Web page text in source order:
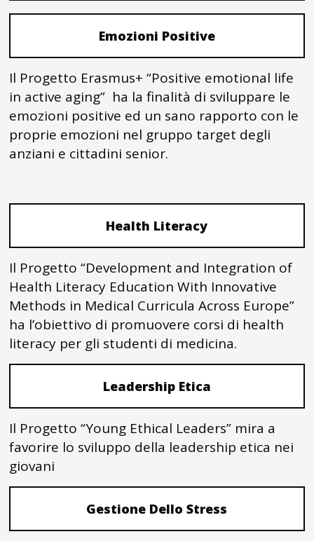
Emozioni Positive
Il Progetto Erasmus+ “Positive emotional life
in active aging” ha la finalità di sviluppare le
emozioni positive ed un sano rapporto con le
proprie emozioni nel gruppo target degli
anziani e cittadini senior.
Health Literacy
Il Progetto “Development and Integration of
Health Literacy Education With Innovative
Methods in Medical Curricula Across Europe”
ha l’obiettivo di promuovere corsi di health
literacy per gli studenti di medicina.
Leadership Etica
Il Progetto “Young Ethical Leaders” mira a
favorire lo sviluppo della leadership etica nei
giovani
Gestione Dello Stress